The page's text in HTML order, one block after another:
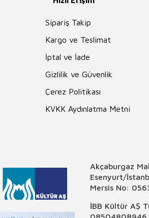
Sipariş Takip
Kargo ve Teslimat
İptal ve İade
Gizlilik ve Güvenlik
Çerez Politikası
KVKK Aydınlatma Metni
Akçaburgaz
Esenyurt/
Mersis No:
İBB Kültür AŞ